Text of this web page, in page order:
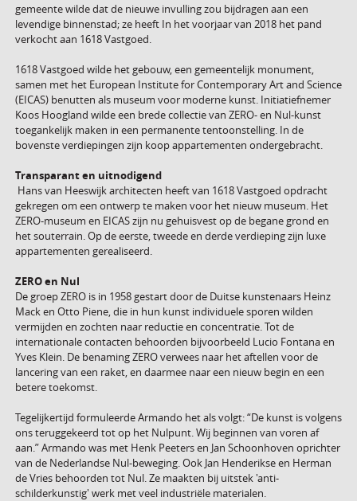
gemeente wilde dat de nieuwe invulling zou bijdragen aan een
levendige binnenstad; ze heeft In het voorjaar van 2018 het pand
verkocht aan 1618 Vastgoed.
1618 Vastgoed wilde het gebouw, een gemeentelijk monument,
samen met het European Institute for Contemporary Art and Science
(EICAS) benutten als museum voor moderne kunst. Initiatiefnemer
Koos Hoogland wilde een brede collectie van ZERO- en Nul-kunst
toegankelijk maken in een permanente tentoonstelling. In de
bovenste verdiepingen zijn koop appartementen ondergebracht.
Transparant en uitnodigend
Hans van Heeswijk architecten heeft van 1618 Vastgoed opdracht
gekregen om een ontwerp te maken voor het nieuw museum. Het
ZERO-museum en EICAS zijn nu gehuisvest op de begane grond en
het souterrain.Op de eerste, tweede en derde verdieping zijn luxe
appartementen gerealiseerd.
ZERO en Nul
De groep ZERO is in 1958 gestart door de Duitse kunstenaars Heinz
Mack en Otto Piene, die in hun kunst individuele sporen wilden
vermijden en zochten naar reductie en concentratie. Tot de
internationale contacten behoorden bijvoorbeeld Lucio Fontana en
Yves Klein. De benaming ZERO verwees naar het aftellen voor de
lancering van een raket, en daarmee naar een nieuw begin en een
betere toekomst.
Tegelijkertijd formuleerde Armando het als volgt: “De kunst is volgens
ons teruggekeerd tot op het Nulpunt. Wij beginnen van voren af
aan.” Armando was met Henk Peeters en Jan Schoonhoven oprichter
van de Nederlandse Nul-beweging. Ook Jan Henderikse en Herman
de Vries behoorden tot Nul. Ze maakten bij uitstek 'anti-
schilderkunstig' werk met veel industriële materialen.